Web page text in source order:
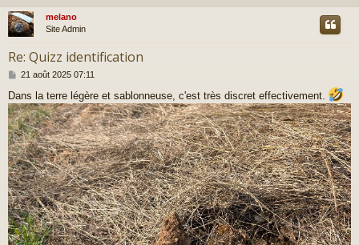
melano
Site Admin
Re: Quizz identification
M
s
s
a
g
e
21 août 2025 07:11
Dans la terre légère et sablonneuse, c'est très discret effectivement.